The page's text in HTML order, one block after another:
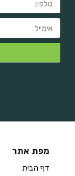
מפת אתר
דף הבית